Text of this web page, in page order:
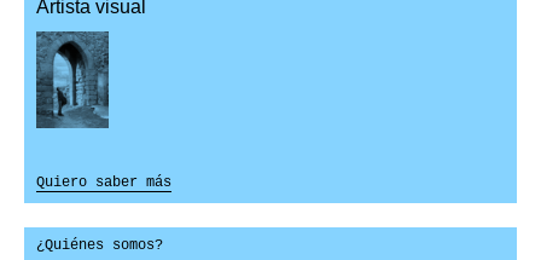
Artista visual
Quiero saber más
¿Quiénes somos?